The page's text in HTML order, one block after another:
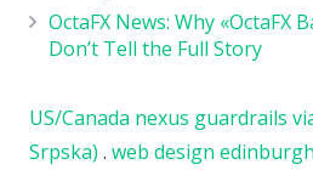
OctaFX News: Why «OctaFX
Don’t Tell the Full Story
US/Canada nexus guardrails
Srpska) . web design edinburgh